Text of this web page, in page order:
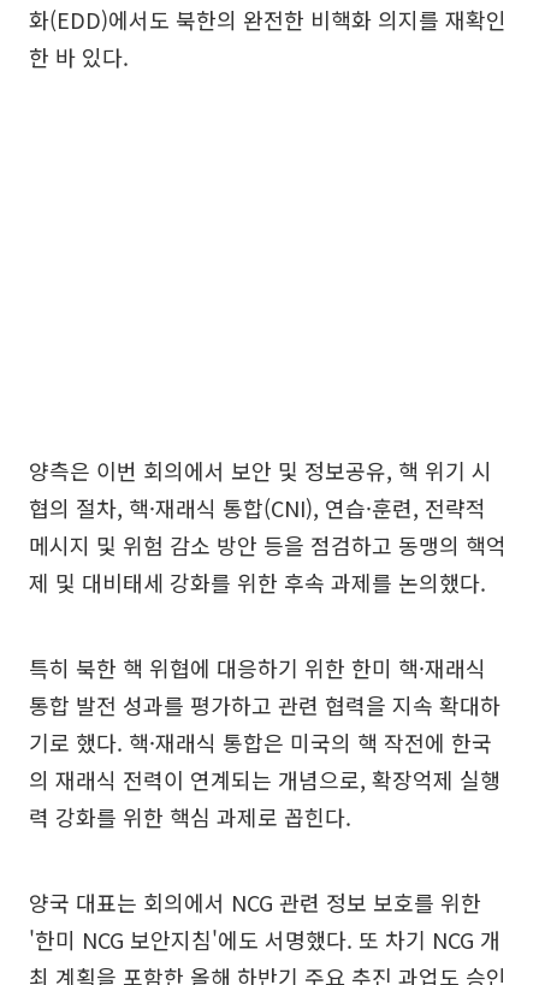
화(EDD)에서도 북한의 완전한 비핵화 의지를 재확인
한 바 있다.
양측은 이번 회의에서 보안 및 정보공유, 핵 위기 시
협의 절차, 핵·재래식 통합(CNI), 연습·훈련, 전략적
메시지 및 위험 감소 방안 등을 점검하고 동맹의 핵억
제 및 대비태세 강화를 위한 후속 과제를 논의했다.
특히 북한 핵 위협에 대응하기 위한 한미 핵·재래식
통합 발전 성과를 평가하고 관련 협력을 지속 확대하
기로 했다. 핵·재래식 통합은 미국의 핵 작전에 한국
의 재래식 전력이 연계되는 개념으로, 확장억제 실행
력 강화를 위한 핵심 과제로 꼽힌다.
양국 대표는 회의에서 NCG 관련 정보 보호를 위한
'한미 NCG 보안지침'에도 서명했다. 또 차기 NCG 개
최 계획을 포함한 올해 하반기 주요 추진 과업도 승인